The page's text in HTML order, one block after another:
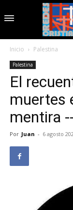
Inicio Palestina
Palestina
El
muertes
mentira
Por Juan - 6 agosto